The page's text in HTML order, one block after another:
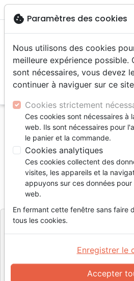
menu
Accueil Livres Fêtes
Messie au cœur de la Pâque
Le Messie au cœur de
Auteur :Ceil Rosen-
RéférenceOUR2051 EAN
Editeur Ourania
cookie Paramètres des cookies
Nous utilisons des cookies
meilleure expérience possible.
sont nécessaires, vous devez
continuer à naviguer sur ce
Cookies strictement
Ces cookies sont nécessaires à
web. Ils sont nécessaires pour
le panier et la commande.
Cookies analytiques
Ces cookies collectent des
visites, les appareils et la
appuyons sur ces données
web.
En fermant cette fenêtre sans faire
tous les cookies.
Accepter
Enregistrer le